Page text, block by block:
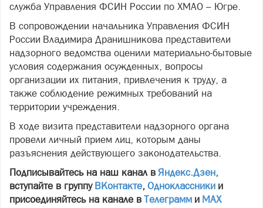
служба Управления ФСИН России по ХМАО – Югре.
В сопровождении начальника Управления ФСИН
России Владимира Дранишникова представители
надзорного ведомства оценили материально-бытовые
условия содержания осужденных, вопросы
организации их питания, привлечения к труду, а
также соблюдение режимных требований на
территории учреждения.
В ходе визита представители надзорного органа
провели личный прием лиц, которым даны
разъяснения действующего законодательства.
Подписывайтесь на наш канал в Яндекс.Дзен,
вступайте в группу ВКонтакте, Одноклассники и
присоединяйтесь на канале в Телеграмм и МАХ